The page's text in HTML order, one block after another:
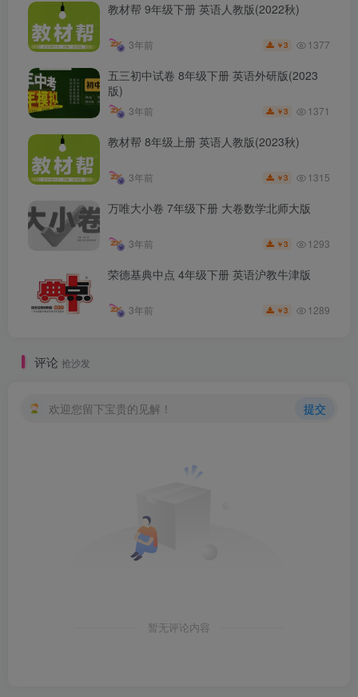
教材帮 9年级下册 英语人教版(2022秋)
3年前 ￥3 1377
五三初中试卷 8年级下册 英语外研版(2023
版)
3年前 ￥3 1371
教材帮 8年级上册 英语人教版(2023秋)
3年前 ￥3 1315
万唯大小卷 7年级下册 大卷数学北师大版
3年前 ￥3 1293
荣德基典中点 4年级下册 英语沪教牛津版
3年前 ￥3 1289
评论 抢沙发
欢迎您留下宝贵的见解！ 提交
暂无评论内容